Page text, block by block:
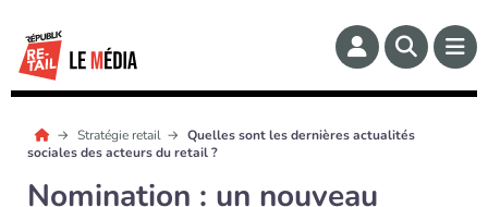
Stratégie retail
Quelles sont les dernières actualités
sociales des acteurs du retail ?
Nomination : un nouveau